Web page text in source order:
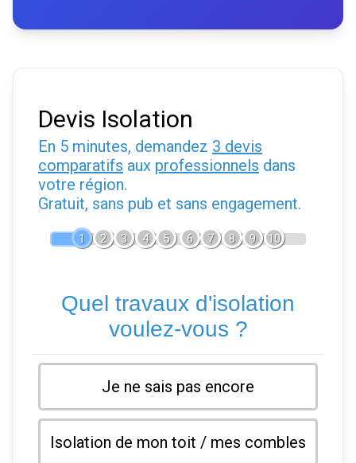
Devis Isolation
En 5 minutes, demandez 3 devis
comparatifs aux professionnels dans
votre région.
Gratuit, sans pub et sans engagement.
1 2 3 4 5 6 7 8 9 10
Quel travaux d'isolation
voulez-vous ?
Je ne sais pas encore
Isolation de mon toit / mes combles